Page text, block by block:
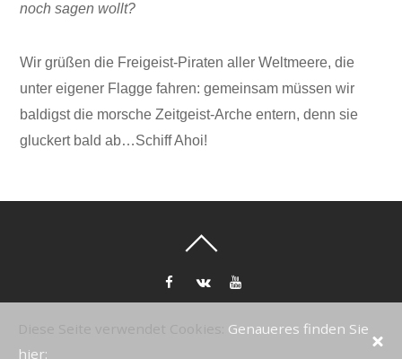
noch sagen wollt?
Wir grüßen die Freigeist-Piraten aller Weltmeere, die
unter eigener Flagge fahren: gemeinsam müssen wir
baldigst die morsche Zeitgeist-Arche entern, denn sie
gluckert bald ab…Schiff Ahoi!
2026
Genaueres finden Sie
hier: